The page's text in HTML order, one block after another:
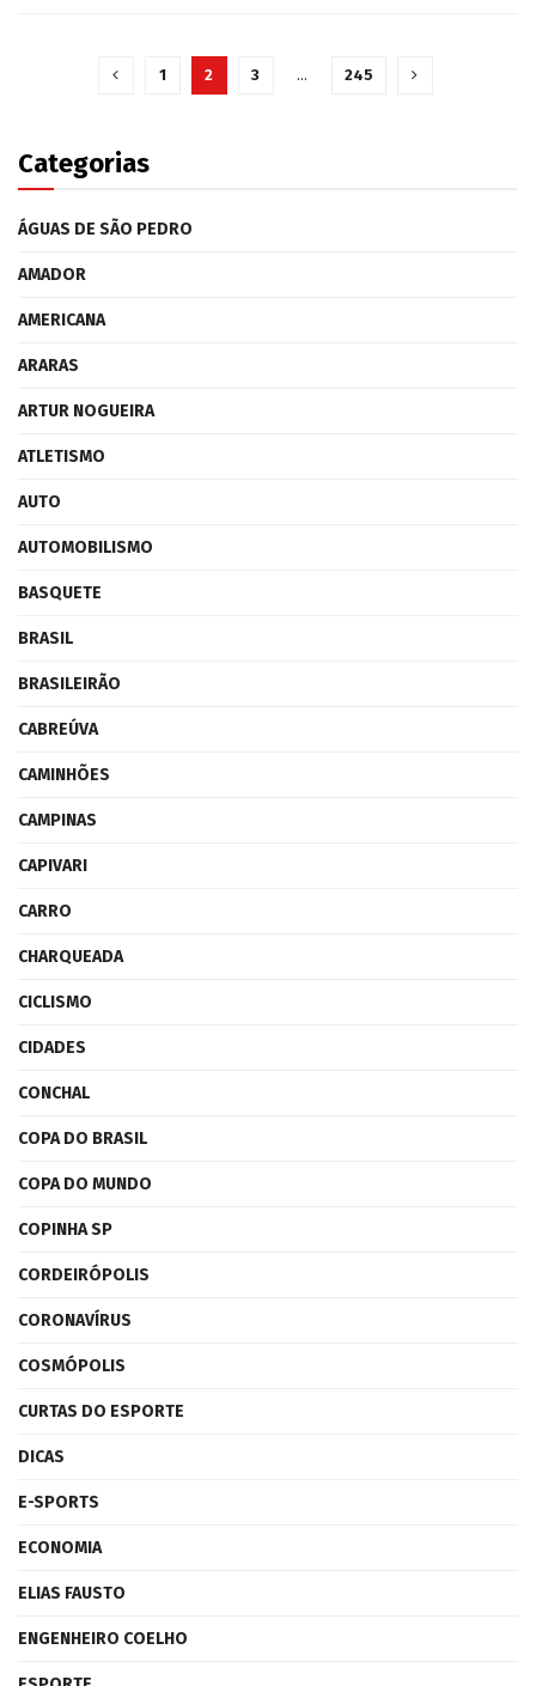
1 2 3 … 245
Categorias
ÁGUAS DE SÃO PEDRO
AMADOR
AMERICANA
ARARAS
ARTUR NOGUEIRA
ATLETISMO
AUTO
AUTOMOBILISMO
BASQUETE
BRASIL
BRASILEIRÃO
CABREÚVA
CAMINHÕES
CAMPINAS
CAPIVARI
CARRO
CHARQUEADA
CICLISMO
CIDADES
CONCHAL
COPA DO BRASIL
COPA DO MUNDO
COPINHA SP
CORDEIRÓPOLIS
CORONAVÍRUS
COSMÓPOLIS
CURTAS DO ESPORTE
DICAS
E-SPORTS
ECONOMIA
ELIAS FAUSTO
ENGENHEIRO COELHO